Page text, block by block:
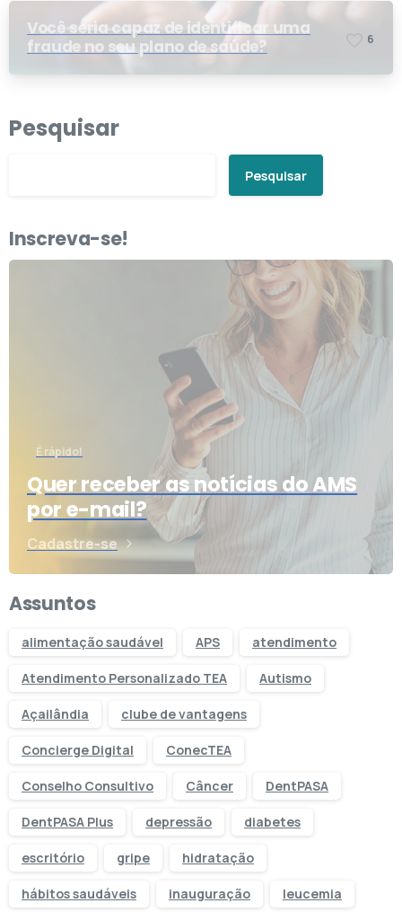
Você seria capaz de identificar uma
fraude no seu plano de saúde?
6
Pesquisar
Pesquisar
Inscreva-se!
É rápido!
Quer receber as notícias do AMS
por e-mail?
Cadastre-se
Assuntos
alimentação saudável APS atendimento
Atendimento Personalizado TEA Autismo
Açailândia clube de vantagens
Concierge Digital ConecTEA
Conselho Consultivo Câncer DentPASA
DentPASA Plus depressão diabetes
escritório gripe hidratação
hábitos saudáveis inauguração leucemia